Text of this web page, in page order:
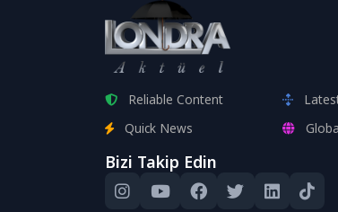
Reliable Content
Quick News
Bizi Takip Edin